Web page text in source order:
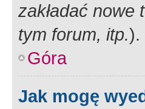
zakładać
tym forum, itp.).
Góra
Jak mogę